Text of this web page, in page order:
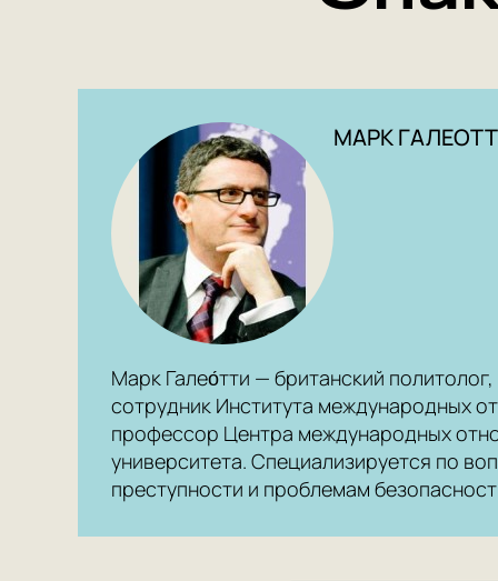
МАРК
Марк Галео́тти — британский
сотрудник Института международных
профессор Центра международных
университета. Специализируется по
преступности и проблемам